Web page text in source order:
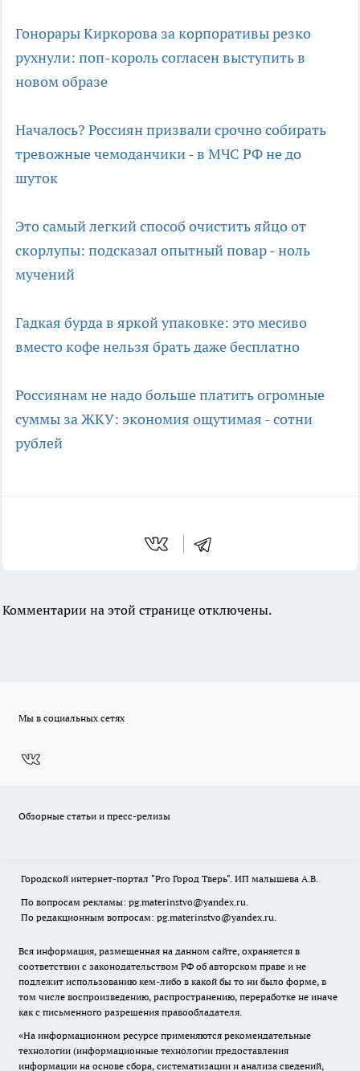
Гонорары Киркорова за корпоративы резко
рухнули: поп-король согласен выступить в
новом образе
Началось? Россиян призвали срочно собирать
тревожные чемоданчики - в МЧС РФ не до
шуток
Это самый легкий способ очистить яйцо от
скорлупы: подсказал опытный повар - ноль
мучений
Гадкая бурда в яркой упаковке: это месиво
вместо кофе нельзя брать даже бесплатно
Россиянам не надо больше платить огромные
суммы за ЖКУ: экономия ощутимая - сотни
рублей
Комментарии на этой странице отключены.
Мы в социальных сетях
Обзорные статьи и пресс-релизы
Городской интернет-портал "Pro Город Тверь". ИП малышева А.В.
По вопросам рекламы: pg.materinstvo@yandex.ru.
По редакционным вопросам: pg.materinstvo@yandex.ru.
Вся информация, размещенная на данном сайте, охраняется в
соответствии с законодательством РФ об авторском праве и не
подлежит использованию кем-либо в какой бы то ни было форме, в
том числе воспроизведению, распространению, переработке не иначе
как с письменного разрешения правообладателя.
«На информационном ресурсе применяются рекомендательные
технологии (информационные технологии предоставления
информации на основе сбора, систематизации и анализа сведений,